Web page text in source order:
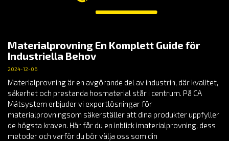
Materialprovning En Komplett Guide för
Industriella Behov
2024-12-06
Materialprovning är en avgörande del av industrin, där kvalitet,
säkerhet och prestanda hosmaterial står i centrum. På CA
Mätsystem erbjuder vi expertlösningar för
materialprovningsom säkerställer att dina produkter uppfyller
de högsta kraven. Här får du en inblick imaterialprovning, dess
metoder och varför du bör välja oss som din